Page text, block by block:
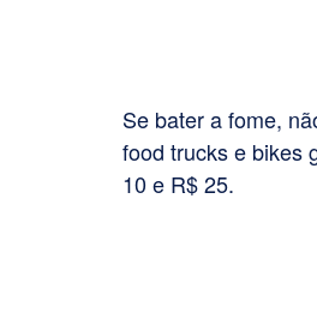
Se bater a fome,
food trucks e bikes
10 e R$ 25.